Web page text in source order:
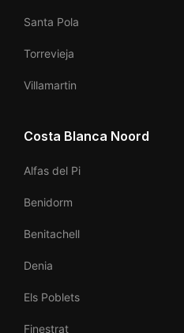
Santa Pola
Torrevieja
Villamartin
Costa Blanca Noord
Alfas del Pi
Benidorm
Benitachell
Denia
Els Poblets
Finestrat